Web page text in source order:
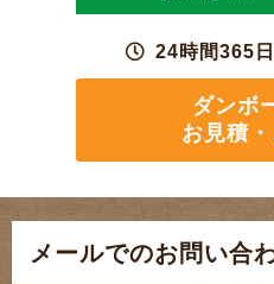
24時間365
ダンボ
お見積
メールでのお問い合